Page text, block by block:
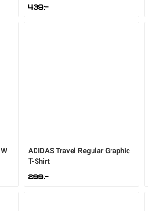
439:-
ADIDAS Travel Regular Graphic
T-Shirt
299:-